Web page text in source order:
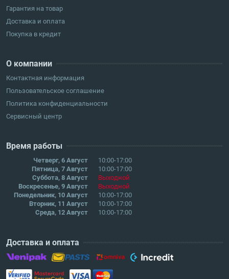
Гарантия на товар
Доставка и оплата
Покупка в кредит
О компании
Контактная информация
Пользовательское соглашение
Политика конфиденциальности
Сервисный центр
Время работы
Четверг, 6 Август
10:00-17:00
Пятница, 7 Август
10:00-17:00
Суббота, 8 Август
Выходной
Воскресенье, 9 Август
Выходной
Понедельник, 10 Август
10:00-17:00
Вторник, 11 Август
10:00-17:00
Среда, 12 Август
10:00-17:00
Доставка и оплата